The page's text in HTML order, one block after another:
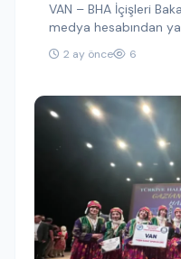
VAN – BHA İçişleri
medya hesabından
Karabulut için taziye
2 ay önce 6